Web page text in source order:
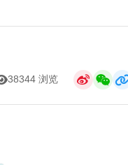
38344 浏览